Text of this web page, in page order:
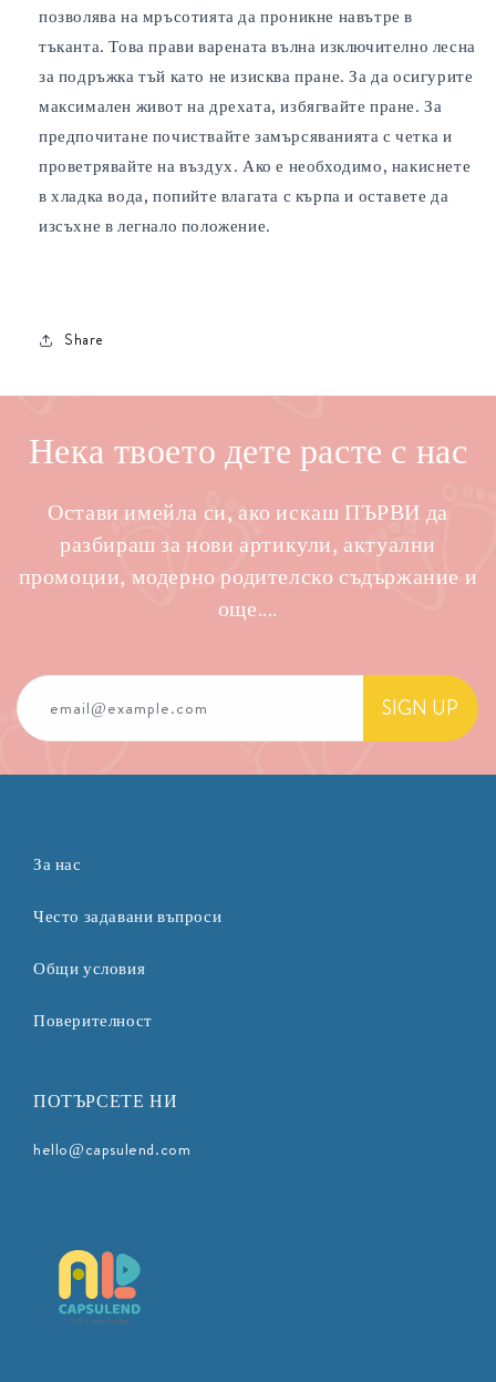
позволява на мръсотията да проникне навътре в
тъканта. Това прави варената вълна изключително лесна
за подръжка тъй като не изисква пране. За да осигурите
максимален живот на дрехата, избягвайте пране. За
предпочитане почиствайте замърсяванията с четка и
проветрявайте на въздух. Ако е необходимо, накиснете
в хладка вода, попийте влагата с кърпа и оставете да
изсъхне в легнало положение.
Share
Нека твоето дете расте с нас
Остави имейла си, ако искаш ПЪРВИ да
разбираш за нови артикули, актуални
промоции, модерно родителско съдържание и
още....
email@example.com SIGN UP
За нас
Често задавани въпроси
Общи условия
Поверителност
ПОТЪРСЕТЕ НИ
hello@capsulend.com